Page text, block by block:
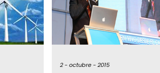
2 - octubre - 2015